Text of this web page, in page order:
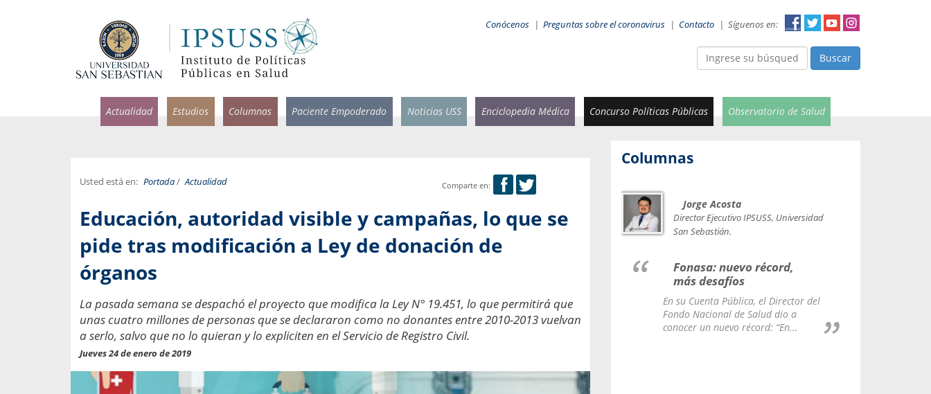
Conócenos | Preguntas sobre el coronavirus | Contacto | Síguenos en:
Buscar
Actualidad Estudios Columnas Paciente Empoderado Noticias USS Enciclopedia Médica Concurso Políticas Públicas Observatorio de Salud
Comparte en:
Usted está en: Portada/ Actualidad
Educación, autoridad visible y campañas, lo que se
pide tras modificación a Ley de donación de
órganos
La pasada semana se despachó el proyecto que modifica la Ley N° 19.451, lo que permitirá que
unas cuatro millones de personas que se declararon como no donantes entre 2010-2013 vuelvan
a serlo, salvo que no lo quieran y lo expliciten en el Servicio de Registro Civil.
Jueves 24 de enero de 2019
Columnas
médicas y
por incapacidad
sobre viajes al extranjero
que deben hacer...
Infectólogo y profesor asistente de
una enfermedad contagiosa se
propaga a un gran número de...
Decana facultad de Odontología,
Universidad San Sebastián.
En Chile, nadie muere de caries ni de
enfermedades periodontales. Sin
embargo, estas son las...
Jorge Acosta
Director Ejecutivo IPSUSS, Universidad
San Sebastián.
Fonasa: nuevo récord,
más desafíos
En su Cuenta Pública, el Director del
Fondo Nacional de Salud dio a
conocer un nuevo récord: “En...